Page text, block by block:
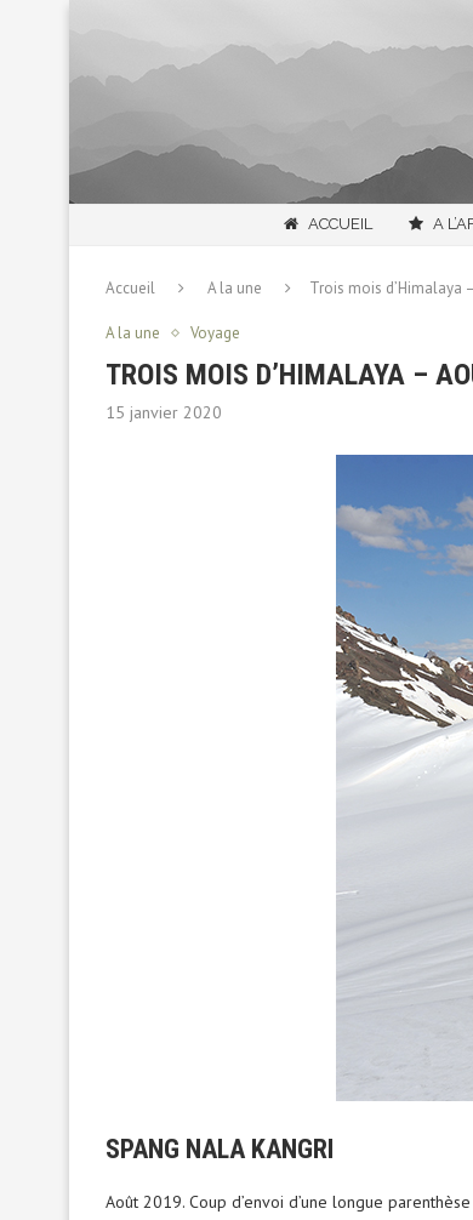
ACCUEIL A
Accueil A la une Trois mois d’Himalaya
A la une Voyage
TROIS MOIS D’HIMALAYA –
15 janvier 2020
SPANG NALA KANGRI
Août 2019. Coup d’envoi d’une longue